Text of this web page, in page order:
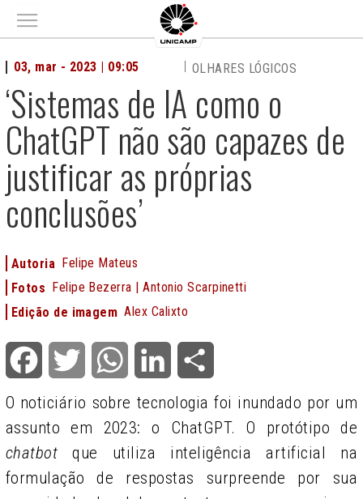
Main menu
‘Sistemas de IA como o
ChatGPT não são capazes de
justificar as próprias
conclusões’
03, mar - 2023 | 09:05 OLHARES LÓGICOS
Autoria Felipe Mateus
Fotos Felipe Bezerra | Antonio Scarpinetti
Edição de imagem Alex Calixto
Facebook Twitter WhatsApp LinkedIn
O noticiário sobre tecnologia foi inundado por um
assunto em 2023: o ChatGPT. O protótipo de
chatbot que utiliza inteligência artificial na
formulação de respostas surpreende por sua